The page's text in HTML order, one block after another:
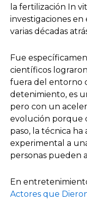
la fertilización In
investigaciones
varias décadas
Fue
científicos
fuera del entorno
detenimiento, es
pero con un
evolución porque
paso, la técnica ha
experimental a
personas pueden
En
Actores que